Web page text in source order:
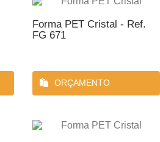
Forma PET Cristal - Ref.
FG 671
ORÇAMENTO